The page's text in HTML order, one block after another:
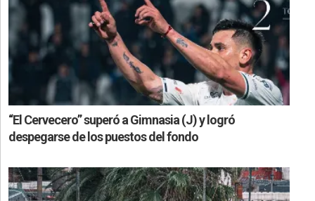
“El Cervecero” superó a Gimnasia (J) y logró
despegarse de los puestos del fondo